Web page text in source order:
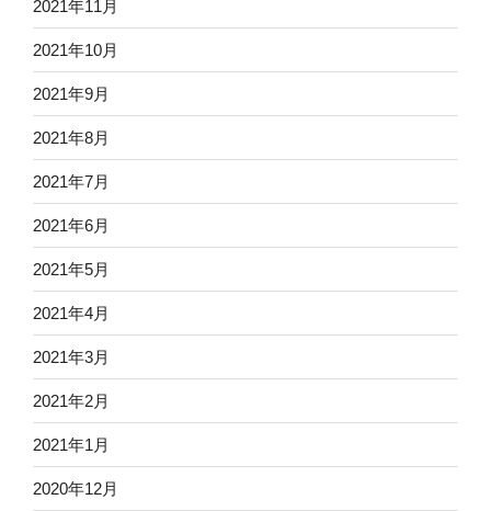
2021年11月
2021年10月
2021年9月
2021年8月
2021年7月
2021年6月
2021年5月
2021年4月
2021年3月
2021年2月
2021年1月
2020年12月